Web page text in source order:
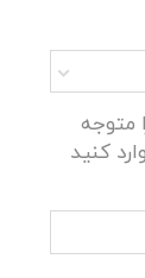
متوجه
کنید